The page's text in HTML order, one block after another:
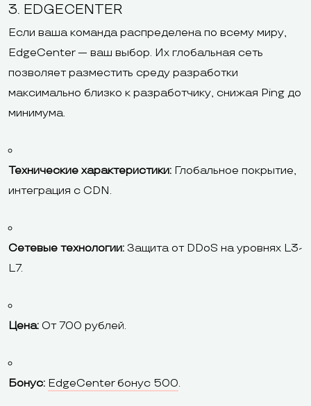
3. EDGECENTER
Если ваша команда распределена по всему миру,
EdgeCenter — ваш выбор. Их глобальная сеть
позволяет разместить среду разработки
максимально близко к разработчику, снижая Ping до
минимума.
Технические характеристики: Глобальное покрытие,
интеграция с CDN.
Сетевые технологии: Защита от DDoS на уровнях L3-
L7.
Цена: От 700 рублей.
Бонус: EdgeCenter бонус 500.